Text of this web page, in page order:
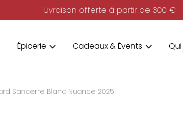
Livraison offerte à partir de 300 €
Épicerie Cadeaux & Évents
Sancerre Blanc Nuance 2025